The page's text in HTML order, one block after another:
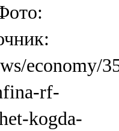
economy/
rf-
kogda-